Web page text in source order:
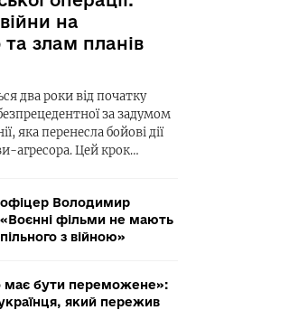
на
злам планів
два роки від початку
за задумом
яка перенесла бойові дії
агресора. Цей крок…
офіцер Володимир
фільми не мають
з війною»
має бути переможене»:
українця, який пережив